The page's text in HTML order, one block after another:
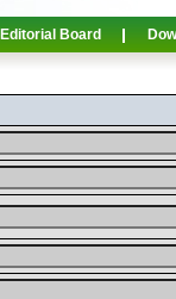
Editorial Board